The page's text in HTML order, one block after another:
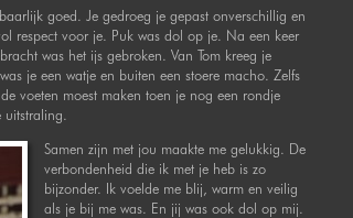
goed. Je gedroeg je gepast onverschillig en
respect voor je. Puk was dol op je. Na een keer
was het ijs gebroken. Van Tom kreeg je
je een watje en buiten een stoere macho. Zelfs
voeten moest maken toen je nog een rondje
Samen zijn met jou maakte me gelukkig. De
verbondenheid die ik met je heb is zo
bijzonder. Ik voelde me blij, warm en veilig
als je bij me was. En jij was ook dol op mij.